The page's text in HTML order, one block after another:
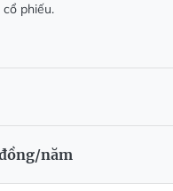
phiếu.
năm